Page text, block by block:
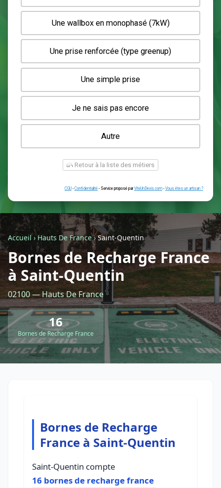
Quel type de borne souhaitez-
installer ?
Une wallbox en triphasé (22kW)
Une wallbox en monophasé (7kW)
Une prise renforcée (type greenup)
Une simple prise
Je ne sais pas encore
Autre
Retour à la liste des métiers
CGU-Confidentialité- Service proposé parViteUnDevis.com-Vous
Accueil› Hauts De France›Saint-Quentin
Bornes de Recharge France
à Saint-Quentin
02100 — Hauts De France
16
Bornes de Recharge France
Bornes de Recharge
France à Saint-Quentin
Saint-Quentin compte
16 bornes de recharge france